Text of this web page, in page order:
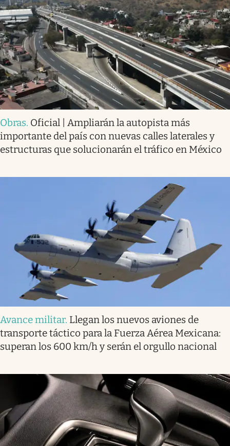
Obras. Oficial | Ampliarán la autopista más
importante del país con nuevas calles laterales y
estructuras que solucionarán el tráfico en México
Avance militar. Llegan los nuevos aviones de
transporte táctico para la Fuerza Aérea Mexicana:
superan los 600 km/h y serán el orgullo nacional